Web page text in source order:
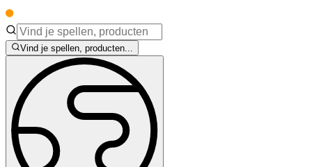
Vind je spellen, producten...